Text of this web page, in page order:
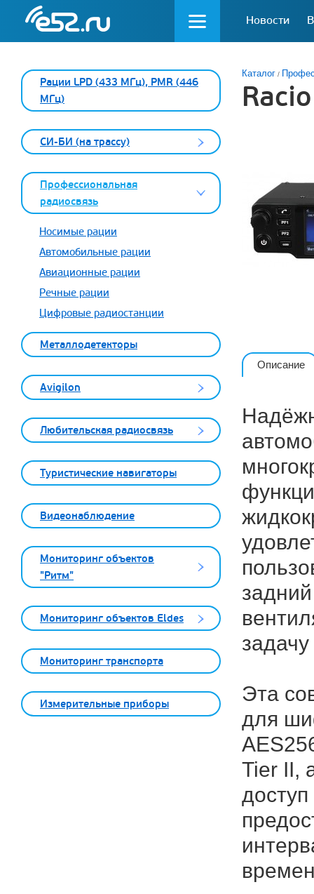
Новости
Рации LPD (433 МГц), PMR (446
МГц)
СИ-БИ (на трассу)
Профессиональная
радиосвязь
Носимые рации
Автомобильные рации
Авиационные рации
Речные рации
Цифровые радиостанции
Металлодетекторы
Avigilon
Любительская радиосвязь
Туристические навигаторы
Видеонаблюдение
Мониторинг объектов
"Ритм"
Мониторинг объектов Eldes
Мониторинг транспорта
Измерительные приборы
Каталог
Описание
Эта
для
Tier II,